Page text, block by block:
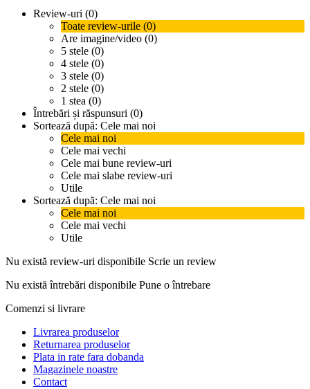
Review-uri (0)
Toate review-urile (0)
Are imagine/video (0)
5 stele (0)
4 stele (0)
3 stele (0)
2 stele (0)
1 stea (0)
Întrebări și răspunsuri (0)
Sortează după: Cele mai noi
Cele mai noi
Cele mai vechi
Cele mai bune review-uri
Cele mai slabe review-uri
Utile
Sortează după: Cele mai noi
Cele mai noi
Cele mai vechi
Utile
Nu există review-uri disponibile Scrie un review
Nu există întrebări disponibile Pune o întrebare
Comenzi si livrare
Livrarea produselor
Returnarea produselor
Plata in rate fara dobanda
Magazinele noastre
Contact